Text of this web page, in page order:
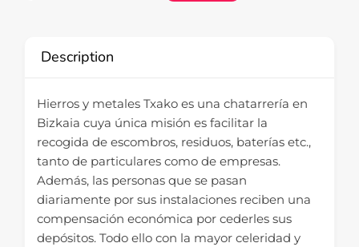
Description
Hierros y metales Txako es una chatarrería en
Bizkaia cuya única misión es facilitar la
recogida de escombros, residuos, baterías etc.,
tanto de particulares como de empresas.
Además, las personas que se pasan
diariamente por sus instalaciones reciben una
compensación económica por cederles sus
depósitos. Todo ello con la mayor celeridad y